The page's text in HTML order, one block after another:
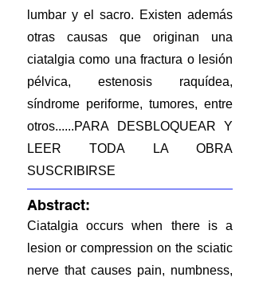
lumbar y el sacro. Existen además
otras causas que originan una
ciatalgia como una fractura o lesión
pélvica, estenosis raquídea,
síndrome periforme, tumores, entre
otros......PARA DESBLOQUEAR Y
LEER TODA LA OBRA
SUSCRIBIRSE
Abstract:
Ciatalgia occurs when there is a
lesion or compression on the sciatic
nerve that causes pain, numbness,